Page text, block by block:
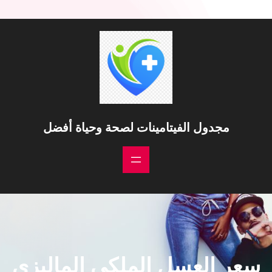
مجدول الفيتامينات لصحة وحياة أفضل
سعر العسل الملكي الماليزي